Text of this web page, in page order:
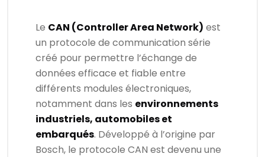
Le CAN (Controller Area Network) est
un protocole de communication série
créé pour permettre l’échange de
données efficace et fiable entre
différents modules électroniques,
notamment dans les environnements
industriels, automobiles et
embarqués. Développé à l’origine par
Bosch, le protocole CAN est devenu une